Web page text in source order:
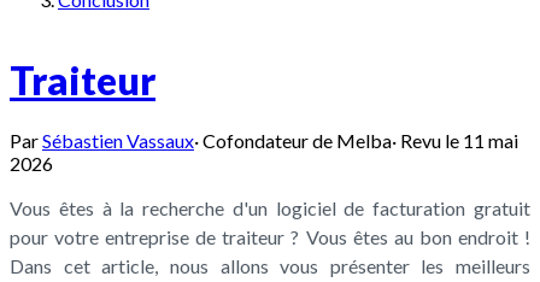
Traiteur
ParSébastien Vassaux·Cofondateur de Melba· Revu le 11 mai
2026
Vous êtes à la recherche d'un logiciel de facturation gratuit
pour votre entreprise de traiteur ? Vous êtes au bon endroit !
Dans cet article, nous allons vous présenter les meilleurs